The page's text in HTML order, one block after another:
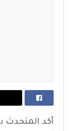
أكد المتحدث